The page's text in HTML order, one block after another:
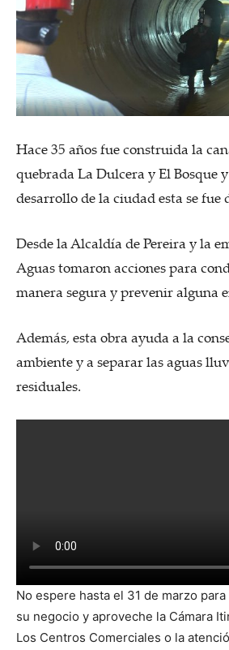
Hace 35 años fue construida la
quebrada La Dulcera y El Bosque
desarrollo de la ciudad esta se fue
Desde la Alcaldía de Pereira y la
Aguas tomaron acciones para
manera segura y prevenir alguna
Además, esta obra ayuda a la
ambiente y a separar las aguas
residuales.
No espere hasta el 31 de marzo
su negocio y aproveche la Cámara
Los Centros Comerciales o la